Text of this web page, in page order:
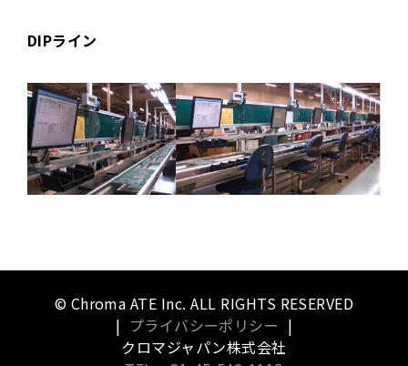
DIPライン
© Chroma ATE Inc. ALL RIGHTS RESERVED
| プライバシーポリシー |
クロマジャパン株式会社